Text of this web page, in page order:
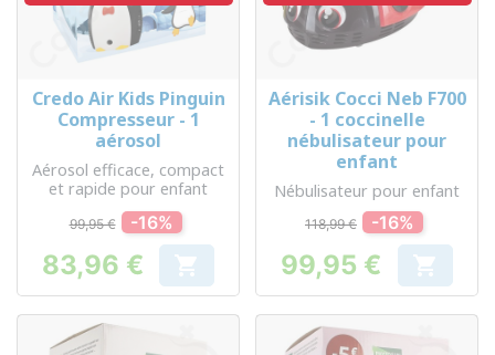
Credo Air Kids Pinguin
Compresseur - 1
aérosol
Aérosol efficace, compact
et rapide pour enfant
99,95 € -16%
Prix
83,96 € 
Aérisik Cocci Neb F700
- 1 coccinelle
nébulisateur pour
enfant
Nébulisateur pour enfant
118,99 € -16%
Prix
99,95 € 